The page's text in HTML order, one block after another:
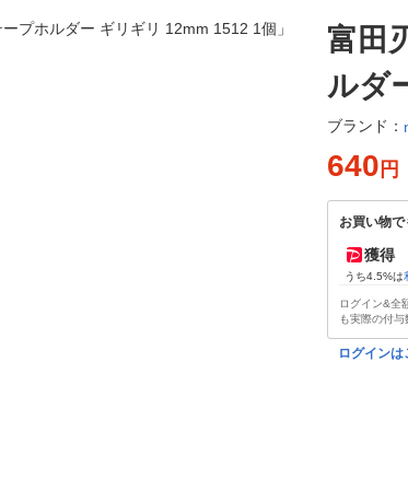
富田
ルダ
ブランド：
640 円
お買い物
獲得
うち4.5%は
ログイン&全
も実際の付
ログインは